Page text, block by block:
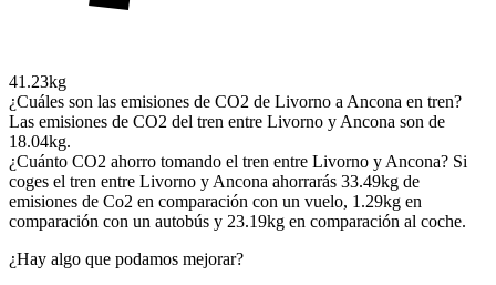
41.23kg
¿Cuáles son las emisiones de CO2 de Livorno a Ancona en tren?
Las emisiones de CO2 del tren entre Livorno y Ancona son de
18.04kg.
¿Cuánto CO2 ahorro tomando el tren entre Livorno y Ancona? Si
coges el tren entre Livorno y Ancona ahorrarás 33.49kg de
emisiones de Co2 en comparación con un vuelo, 1.29kg en
comparación con un autobús y 23.19kg en comparación al coche.
¿Hay algo que podamos mejorar?